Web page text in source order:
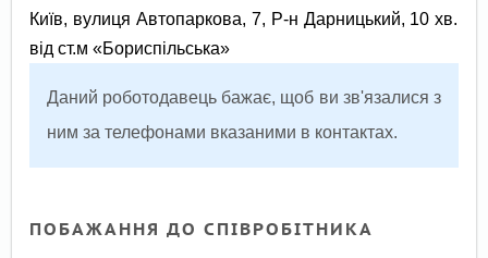
Київ, вулиця Автопаркова, 7, Р-н Дарницький, 10 хв.
від ст.м «Бориспільська»
Даний роботодавець бажає, щоб ви зв'язалися з
ним за телефонами вказаними в контактах.
ПОБАЖАННЯ ДО СПІВРОБІТНИКА